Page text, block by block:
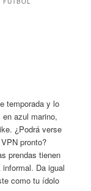
temporada y lo
azul marino,
¿Podrá verse
pronto?
prendas tienen
Da igual
como tu ídolo